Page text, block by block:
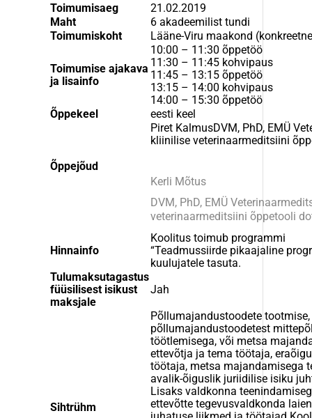
Toimumisaeg
21.02.2019
Maht
6 akadeemilist tundi
Toimumiskoht
Lääne-Viru maakond
Toimumise ajakava
ja lisainfo
10:00 – 11:30 õppetöö
11:30 – 11:45 kohvipaus
11:45 – 13:15 õppetöö
13:15 – 14:00 kohvipaus
14:00 – 15:30 õppetöö
Õppekeel
eesti keel
Õppejõud
Piret KalmusDVM, PhD, EMÜ
kliinilise veterinaarmeditsiini
Kerli Mõtus
DVM, PhD, EMÜ
veterinaarmeditsiini õppetooli
Hinnainfo
Koolitus toimub programmi
“Teadmussiirde pikaajaline
kuulujatele tasuta.
Tulumaksutagastus
füüsilisest isikust
maksjale
Jah
Sihtrühm
Põllumajandustoodete
põllumajandustoodetest
töötlemisega, või metsa
ettevõtja ja tema töötaja,
töötaja, metsa majandamisega
avalik-õiguslik juriidilise isiku
Lisaks valdkonna
ettevõtte tegevusvaldkonda